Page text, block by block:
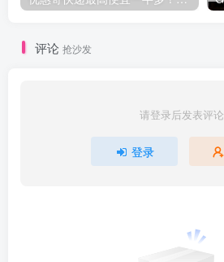
评论 抢沙发
请登录后发表评论
登录